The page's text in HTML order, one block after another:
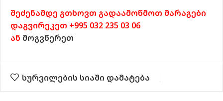
შეძენამდე გთხოვთ გადაამოწმოთ მარაგები
დაგვირეკეთ +995 032 235 03 06
ან მოგვწერეთ
სურვილების სიაში დამატება